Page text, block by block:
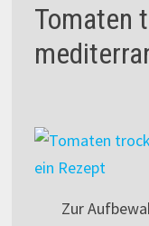
Tomaten
Zur